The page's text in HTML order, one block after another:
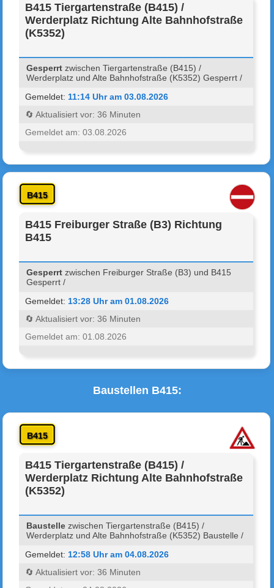
B415 Tiergartenstraße (B415) /
Werderplatz Richtung Alte Bahnhofstraße
(K5352)
Gesperrt zwischen Tiergartenstraße (B415) /
Werderplatz und Alte Bahnhofstraße (K5352) Gesperrt /
Gemeldet: 11:14 Uhr am 03.08.2026
🔄 Aktualisiert vor: 36 Minuten
Gemeldet am: 03.08.2026
B415
B415 Freiburger Straße (B3) Richtung
B415
Gesperrt zwischen Freiburger Straße (B3) und B415
Gesperrt /
Gemeldet: 13:28 Uhr am 01.08.2026
🔄 Aktualisiert vor: 36 Minuten
Gemeldet am: 01.08.2026
Baustellen B415:
B415
B415 Tiergartenstraße (B415) /
Werderplatz Richtung Alte Bahnhofstraße
(K5352)
Baustelle zwischen Tiergartenstraße (B415) /
Werderplatz und Alte Bahnhofstraße (K5352) Baustelle /
Gemeldet: 12:58 Uhr am 04.08.2026
🔄 Aktualisiert vor: 36 Minuten